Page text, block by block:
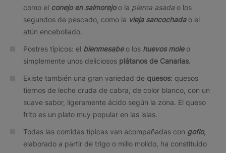
como el conejo en salmorejoo la pierna asada o los
segundos de pescado, como la vieja sancochadao el
atún encebollado.
Postres típicos: el bienmesabeo los huevos moleo
simplemente unos deliciosos plátanos de Canarias.
Existe también una gran variedad de quesos: quesos
tiernos de leche cruda de cabra, de color blanco, con un
suave sabor, ligeramente ácido según la zona. El queso
frito es un plato muy popular en las islas.
Todas las comidas típicas van acompañadas con gofio,
elaborado a partir de trigo o millo molido, ha constituido